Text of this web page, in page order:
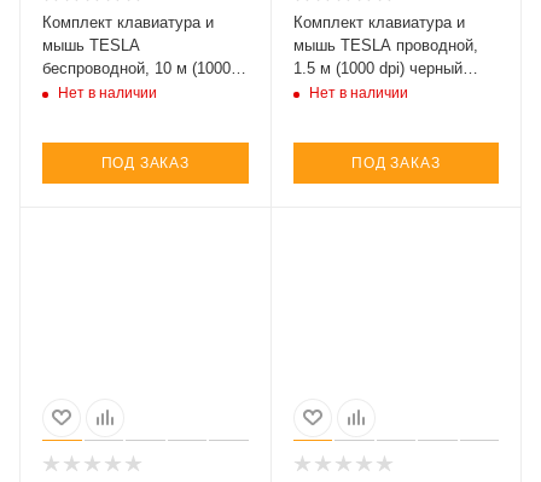
Комплект клавиатура и
мышь TESLA
беспроводной, 10 м (1000
dpi), черный (арт. MKB-
Нет в наличии
ПОД ЗАКАЗ
Комплект клавиатура и
мышь TESLA проводной,
1.5 м (1000 dpi) черный
(арт. MKB-001)
Нет в наличии
ПОД ЗАКАЗ